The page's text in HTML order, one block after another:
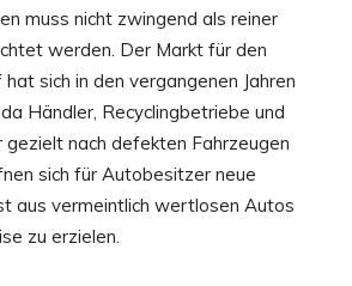
muss nicht zwingend als reiner
werden. Der Markt für den
sich in den vergangenen Jahren
Händler, Recyclingbetriebe und
nach defekten Fahrzeugen
sich für Autobesitzer neue
aus vermeintlich wertlosen Autos
zu erzielen.